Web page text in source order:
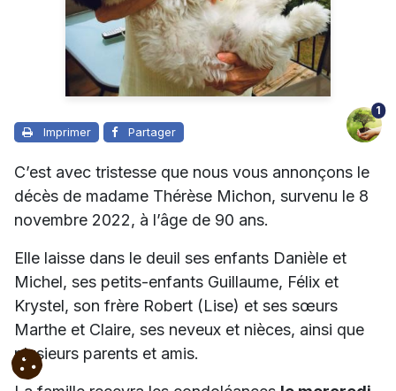
Imprimer Partager
1
C’est avec tristesse que nous vous annonçons le
décès de madame Thérèse Michon, survenu le 8
novembre 2022, à l’âge de 90 ans.
Elle laisse dans le deuil ses enfants Danièle et
Michel, ses petits-enfants Guillaume, Félix et
Krystel, son frère Robert (Lise) et ses sœurs
Marthe et Claire, ses neveux et nièces, ainsi que
plusieurs parents et amis.